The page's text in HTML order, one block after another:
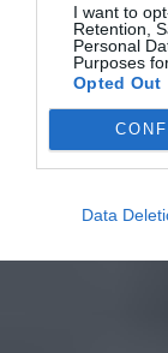
I want to
Retention,
Personal
Purposes
Opted Out
Data